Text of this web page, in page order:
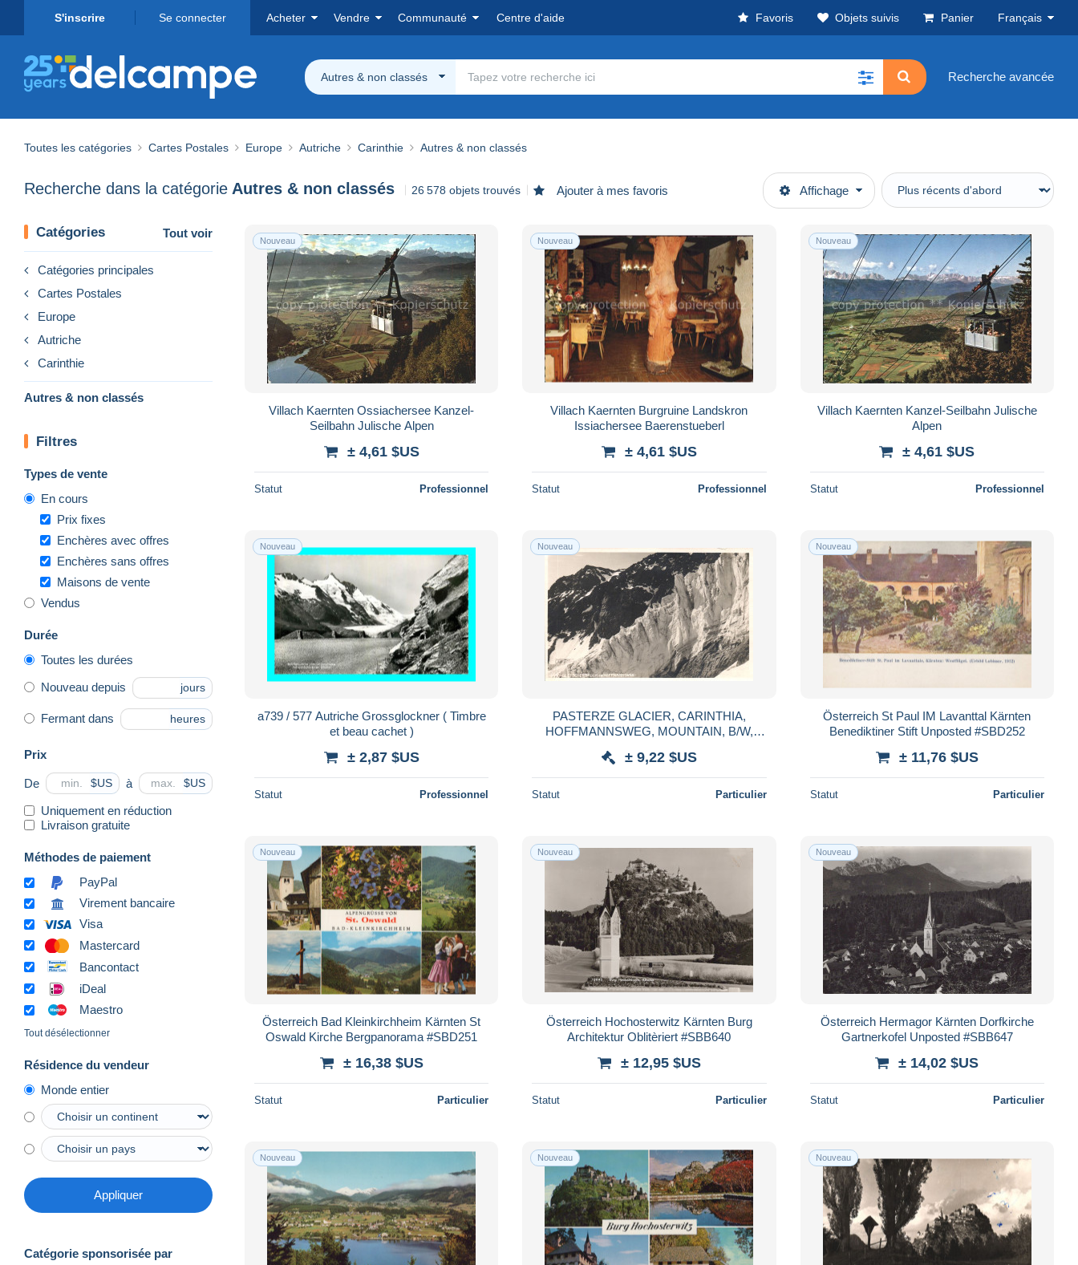
S'inscrire Se connecter Acheter Vendre Communauté Centre d'aide Favoris Objets suivis Panier Français
Autres & non classés Recherche avancée
Toutes les catégories Cartes Postales Europe Autriche Carinthie Autres & non classés
Recherche dans la catégorie Autres & non classés 26 578 objets trouvés Ajouter à mes favoris Affichage
Catégories Tout voir
Catégories principales
Cartes Postales
Europe
Autriche
Carinthie
Autres & non classés
Filtres
Types de vente
En cours
Prix fixes
Enchères avec offres
Enchères sans offres
Maisons de vente
Vendus
Durée
Toutes les durées
Nouveau depuis jours
Fermant dans heures
Prix
De $US à $US
Uniquement en réduction
Livraison gratuite
Méthodes de paiement
PayPal
Virement bancaire
Visa
Mastercard
Bancontact
iDeal
Maestro
Tout désélectionner
Résidence du vendeur
Monde entier
Appliquer
Catégorie sponsorisée par
Nouveau
Villach Kaernten Ossiachersee Kanzel-
Seilbahn Julische Alpen
± 4,61 $US
Statut Professionnel
Nouveau
Villach Kaernten Burgruine Landskron
Issiachersee Baerenstueberl
± 4,61 $US
Statut Professionnel
Nouveau
Villach Kaernten Kanzel-Seilbahn Julische
Alpen
± 4,61 $US
Statut Professionnel
Nouveau
a739 / 577 Autriche Grossglockner ( Timbre
et beau cachet )
± 2,87 $US
Statut Professionnel
Nouveau
PASTERZE GLACIER, CARINTHIA,
HOFFMANNSWEG, MOUNTAIN, B/W,
± 9,22 $US
Statut Particulier
Nouveau
Österreich St Paul IM Lavanttal Kärnten
Benediktiner Stift Unposted #SBD252
± 11,76 $US
Statut Particulier
Nouveau
Österreich Bad Kleinkirchheim Kärnten St
Oswald Kirche Bergpanorama #SBD251
± 16,38 $US
Statut Particulier
Nouveau
Österreich Hochosterwitz Kärnten Burg
Architektur Oblitèriert #SBB640
± 12,95 $US
Statut Particulier
Nouveau
Österreich Hermagor Kärnten Dorfkirche
Gartnerkofel Unposted #SBB647
± 14,02 $US
Statut Particulier
Nouveau Nouveau Nouveau